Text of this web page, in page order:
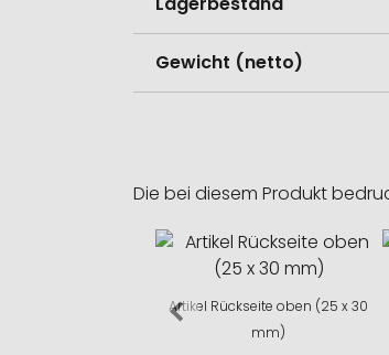
Gewicht (netto)
Die bei diesem Produkt
Artikel Rückseite oben (25 x 30
mm)